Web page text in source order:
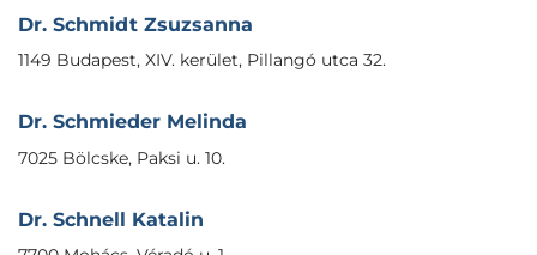
Dr. Schmidt Zsuzsanna
1149 Budapest, XIV. kerület, Pillangó utca 32.
Dr. Schmieder Melinda
7025 Bölcske, Paksi u. 10.
Dr. Schnell Katalin